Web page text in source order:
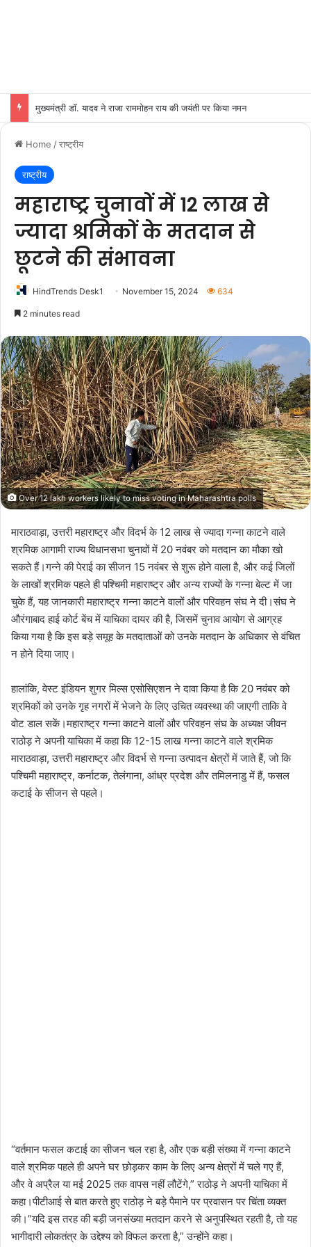
मुख्यमंत्री डॉ. यादव ने राजा राममोहन राय की जयंती पर किया नमन
Home /राष्ट्रीय
राष्ट्रीय
महाराष्ट्र चुनावों में 12 लाख से
ज्यादा श्रमिकों के मतदान से
छूटने की संभावना
HindTrends Desk1 November 15, 2024 634
2 minutes read
Over 12 lakh workers likely to miss voting in Maharashtra polls
माराठवाड़ा, उत्तरी महाराष्ट्र और विदर्भ के 12 लाख से ज्यादा गन्ना काटने वाले
श्रमिक आगामी राज्य विधानसभा चुनावों में 20 नवंबर को मतदान का मौका खो
सकते हैं।गन्ने की पेराई का सीजन 15 नवंबर से शुरू होने वाला है, और कई जिलों
के लाखों श्रमिक पहले ही पश्चिमी महाराष्ट्र और अन्य राज्यों के गन्ना बेल्ट में जा
चुके हैं, यह जानकारी महाराष्ट्र गन्ना काटने वालों और परिवहन संघ ने दी।संघ ने
औरंगाबाद हाई कोर्ट बेंच में याचिका दायर की है, जिसमें चुनाव आयोग से आग्रह
किया गया है कि इस बड़े समूह के मतदाताओं को उनके मतदान के अधिकार से वंचित
न होने दिया जाए।
हालांकि, वेस्ट इंडियन शुगर मिल्स एसोसिएशन ने दावा किया है कि 20 नवंबर को
श्रमिकों को उनके गृह नगरों में भेजने के लिए उचित व्यवस्था की जाएगी ताकि वे
वोट डाल सकें।महाराष्ट्र गन्ना काटने वालों और परिवहन संघ के अध्यक्ष जीवन
राठोड़ ने अपनी याचिका में कहा कि 12-15 लाख गन्ना काटने वाले श्रमिक
माराठवाड़ा, उत्तरी महाराष्ट्र और विदर्भ से गन्ना उत्पादन क्षेत्रों में जाते हैं, जो कि
पश्चिमी महाराष्ट्र, कर्नाटक, तेलंगाना, आंध्र प्रदेश और तमिलनाडु में हैं, फसल
कटाई के सीजन से पहले।
“वर्तमान फसल कटाई का सीजन चल रहा है, और एक बड़ी संख्या में गन्ना काटने
वाले श्रमिक पहले ही अपने घर छोड़कर काम के लिए अन्य क्षेत्रों में चले गए हैं,
और वे अप्रैल या मई 2025 तक वापस नहीं लौटेंगे,” राठोड़ ने अपनी याचिका में
कहा।पीटीआई से बात करते हुए राठोड़ ने बड़े पैमाने पर प्रवासन पर चिंता व्यक्त
की।”यदि इस तरह की बड़ी जनसंख्या मतदान करने से अनुपस्थित रहती है, तो यह
भागीदारी लोकतंत्र के उद्देश्य को विफल करता है,” उन्होंने कहा।